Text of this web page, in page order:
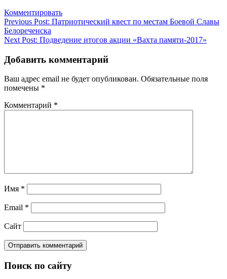
Комментировать
Навигация
по
Previous Post: Патриотический квест по местам Боевой Славы
Белореченска
Next Post: Подведение итогов акции «Вахта памяти-2017»
Добавить комментарий
Ваш адрес email не будет опубликован. Обязательные поля
помечены *
Комментарий *
Имя *
Email *
Сайт
Поиск по сайту